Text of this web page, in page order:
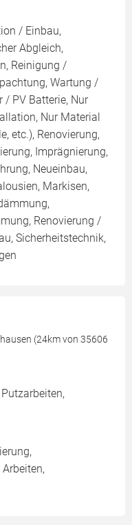
/ Einbau,
Abgleich,
Reinigung /
Wartung /
/ PV Batterie, Nur
Nur Material
etc.), Renovierung,
Imprägnierung,
Neueinbau,
Markisen,
Renovierung /
Sicherheitstechnik,
(24km von 35606